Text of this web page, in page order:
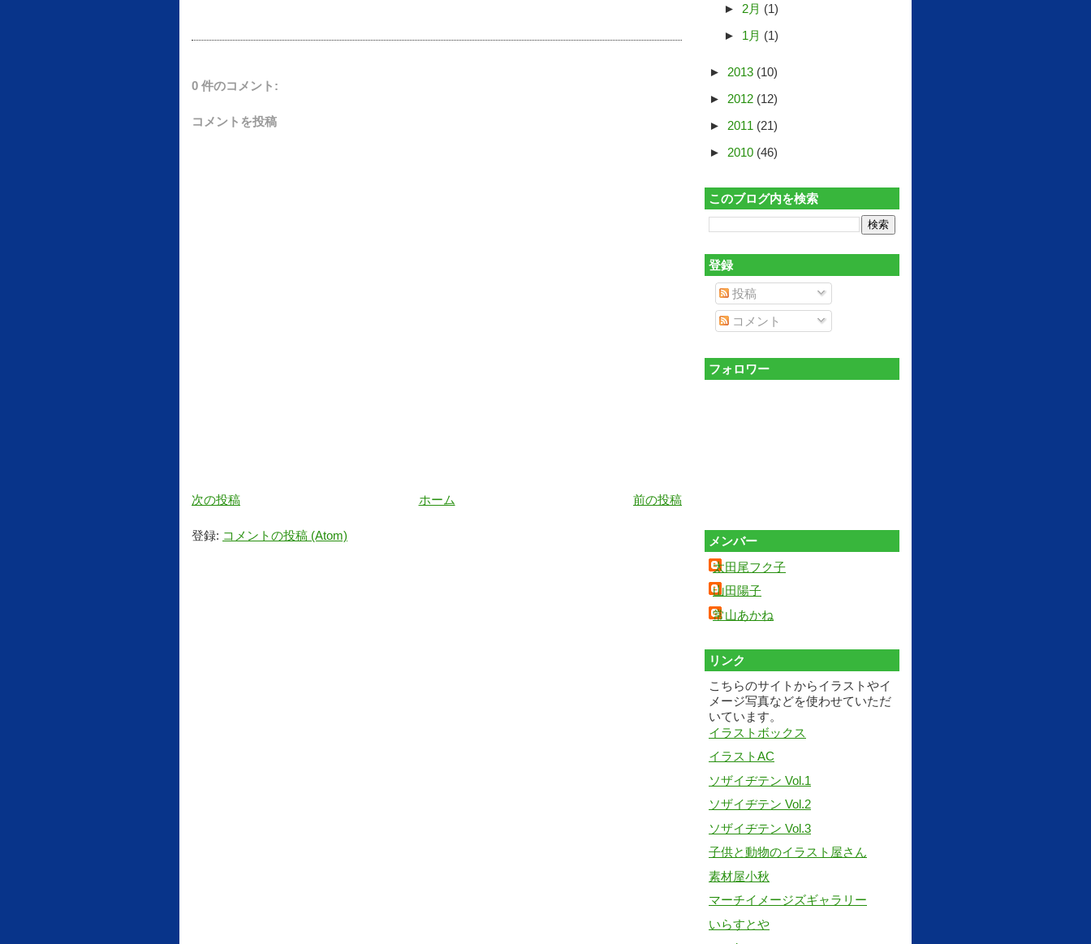
0 件のコメント:
コメントを投稿
次の投稿 前の投稿
ホーム
登録: コメントの投稿 (Atom)
► 2月 (1)
► 1月 (1)
► 2013 (10)
► 2012 (12)
► 2011 (21)
► 2010 (46)
このブログ内を検索
登録
投稿
コメント
フォロワー
メンバー
太田尾フク子
山田陽子
常山あかね
リンク
こちらのサイトからイラストやイ
メージ写真などを使わせていただ
いています。
イラストボックス
イラストAC
ソザイヂテン Vol.1
ソザイヂテン Vol.2
ソザイヂテン Vol.3
子供と動物のイラスト屋さん
素材屋小秋
マーチイメージズギャラリー
いらすとや